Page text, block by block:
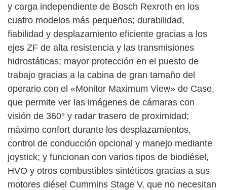
y carga independiente de Bosch Rexroth en los
cuatro modelos más pequeños; durabilidad,
fiabilidad y desplazamiento eficiente gracias a los
ejes ZF de alta resistencia y las transmisiones
hidrostáticas; mayor protección en el puesto de
trabajo gracias a la cabina de gran tamaño del
operario con el «Monitor Maximum View» de Case,
que permite ver las imágenes de cámaras con
visión de 360° y radar trasero de proximidad;
máximo confort durante los desplazamientos,
control de conducción opcional y manejo mediante
joystick; y funcionan con varios tipos de biodiésel,
HVO y otros combustibles sintéticos gracias a sus
motores diésel Cummins Stage V, que no necesitan